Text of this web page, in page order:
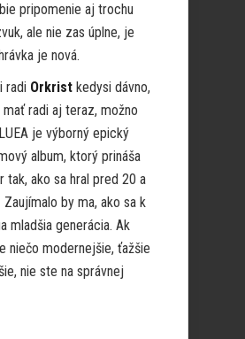
pripomenie aj trochu
ale nie zas úplne, je
je nová.
radi Orkrist kedysi dávno,
radi aj teraz, možno
je výborný epický
album, ktorý prináša
tak, ako sa hral pred 20 a
by ma, ako sa k
mladšia generácia. Ak
niečo modernejšie, ťažšie
nie ste na správnej